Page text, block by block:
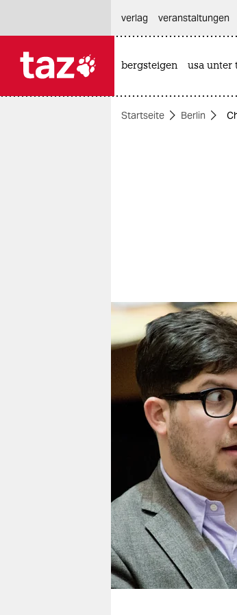
themen
berlin
nord
wahrheit
verlag
verlag
veranstaltungen
shop
fragen & hilfe
unterstützen
abo
genossenschaft
verlag
veranstaltungen
bergsteigen usa unter
Startseite Berlin